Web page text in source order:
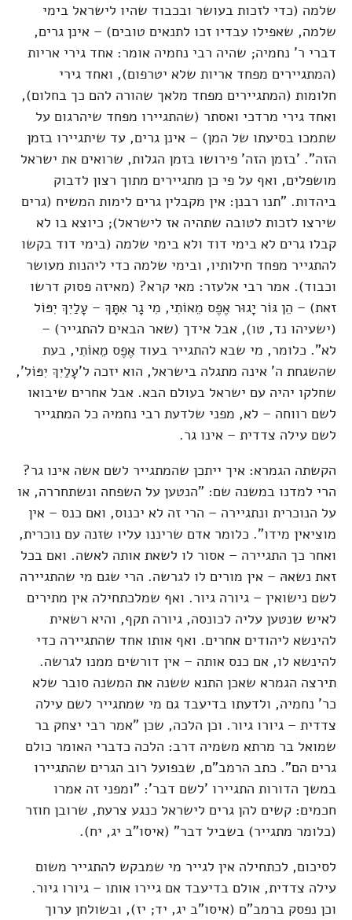
שלמה (כדי לזכות בעושר ובכבוד שהיו לישראל בימי
שלמה, שאפילו עבדיו זכו לתנאים טובים) – אינן גרים,
דברי ר' נחמיה; שהיה רבי נחמיה אומר: אחד גירי אריות
(המתגיירים מפחד אריות שלא יטרפום), ואחד גירי
חלומות (המתגיירים מפחד מלאך שהורה להם כך בחלום),
ואחד גירי מרדכי ואסתר (שהתגיירו מפחד שיהרגום על
שתמכו בסיעתו של המן) – אינן גרים, עד שיתגיירו בזמן
הזה". 'בזמן הזה' פירושו בזמן הגלות, שרואים את ישראל
מושפלים, ואף על פי כן מתגיירים מתוך רצון לדבוק
ביהדות. "תנו רבנן: אין מקבלין גרים לימות המשיח (גרים
שירצו לזכות לטובה שתהיה אז לישראל); כיוצא בו לא
קבלו גרים לא בימי דוד ולא בימי שלמה (בימי דוד בקשו
להתגייר מפחד חילותיו, ובימי שלמה כדי ליהנות מעושר
וכבוד). אמר רבי אלעזר: מאי קרא? (מאיזה פסוק דרשו
זאת) – הֵן גּוֹר יָגוּר אֶפֶס מֵאוֹתִי, מִי גָר אִתָּךְ – עָלַיִךְ יִפּוֹל
(ישעיהו נד, טו), אבל אידך (שאר הבאים להתגייר) –
לא". כלומר, מי שבא להתגייר בעוד אֶפֶס מֵאוֹתִי, בעת
שהשגחת ה' אינה מתגלה בישראל, הוא יזכה ל'עָלַיִךְ יִפּוֹל',
שחלקו יהיה עם ישראל בעולם הבא. אבל אחרים שיבואו
לשם רווחה – לא, מפני שלדעת רבי נחמיה כל המתגייר
לשם עילה צדדית – אינו גר.
הקשתה הגמרא: איך ייתכן שהמתגייר לשם אשה אינו גר?
הרי למדנו במשנה שם: "הנטען על השפחה ונשתחררה, או
על הנוכרית ונתגיירה – הרי זה לא יכנוס, ואם כנס – אין
מוציאין מידו". כלומר אדם שריננו עליו שזנה עם נוכרית,
ואחר כך התגיירה – אסור לו לשאת אותה לאשה. ואם בכל
זאת נשאהּ – אין מורים לו לגרשה. הרי שגם מי שהתגיירה
לשם נישואין – גיורה גיור. ואף שמלכתחילה אין מתירים
לאיש שנטען עליה לכונסה, גיורה תקף, והיא רשאית
להינשא ליהודים אחרים. ואף אותו אחד שהתגיירה כדי
להינשא לו, אם כנס אותה – אין דורשים ממנו לגרשה.
תירצה הגמרא שאכן התנא ששנה את המשנה סובר שלא
כר' נחמיה, ולדעתו בדיעבד גם מי שמתגייר לשם עילה
צדדית – גיורו גיור. וכן הלכה, שכן "אמר רבי יצחק בר
שמואל בר מרתא משמיה דרב: הלכה כדברי האומר כולם
גרים הם". כתב הרמב"ם, שבפועל רוב הגרים שהתגיירו
במשך הדורות התגיירו 'לשם דבר': "ומפני זה אמרו
חכמים: קשים להן גרים לישראל כנגע צרעת, שרובן חוזר
(כלומר מתגייר) בשביל דבר" (איסו"ב יג, יח).
לסיכום, לכתחילה אין לגייר מי שמבקש להתגייר משום
עילה צדדית, אולם בדיעבד אם גיירו אותו – גיורו גיור.
וכן נפסק ברמב"ם (איסו"ב יג, יד; יז), ובשולחן ערוך